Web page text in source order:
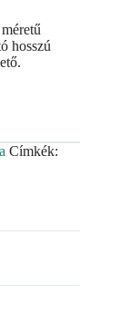
hosszú
Címkék: